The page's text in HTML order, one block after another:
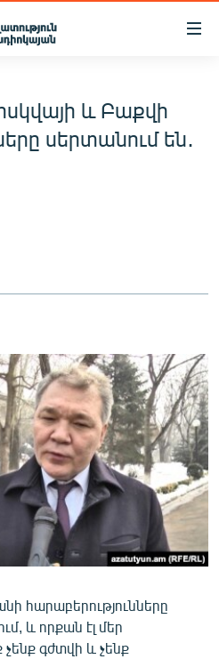
և Բաքվի
սերտանում են․
հարաբերությունները
և որքան էլ մեր
գժտվի և չենք